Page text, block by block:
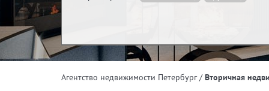
Жилая площадь, м²
Этаж
Агентство недвижимости Петербург /Вторичная